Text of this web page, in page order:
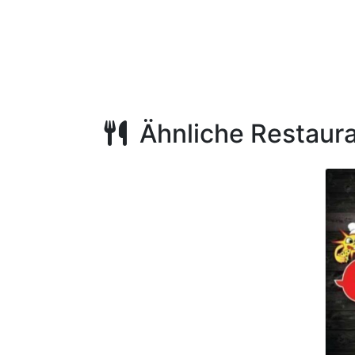
Ähnliche